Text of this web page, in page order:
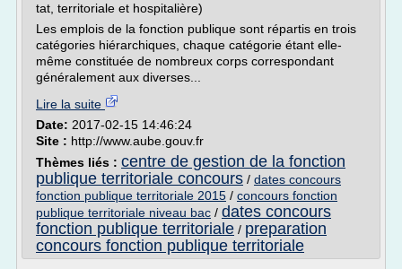
tat, territoriale et hospitalière)
Les emplois de la fonction publique sont répartis en trois
catégories hiérarchiques, chaque catégorie étant elle-
même constituée de nombreux corps correspondant
généralement aux diverses...
Lire la suite
Date: 2017-02-15 14:46:24
Site : http://www.aube.gouv.fr
Thèmes liés : centre de gestion de la fonction
publique territoriale concours / dates concours
fonction publique territoriale 2015 / concours fonction
publique territoriale niveau bac / dates concours
fonction publique territoriale / preparation
concours fonction publique territoriale